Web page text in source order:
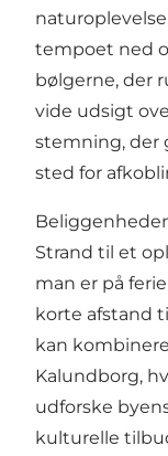
tempoet ned
bølgerne, der
vide udsigt
stemning, der
sted for
Strand til et
man er på
korte afstand
kan
Kalundborg,
udforske
kulturelle